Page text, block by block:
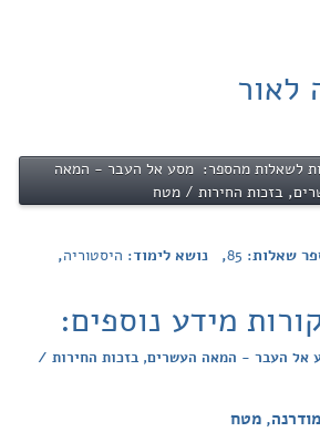
לאור
לשאלות מהספר: מסע אל העבר - המאה
בזכות החירות / מטח
שאלות: 85, נושא לימוד: היסטוריה,
מידע נוספים:
אל העבר - המאה העשרים, בזכות החירות /
מטח